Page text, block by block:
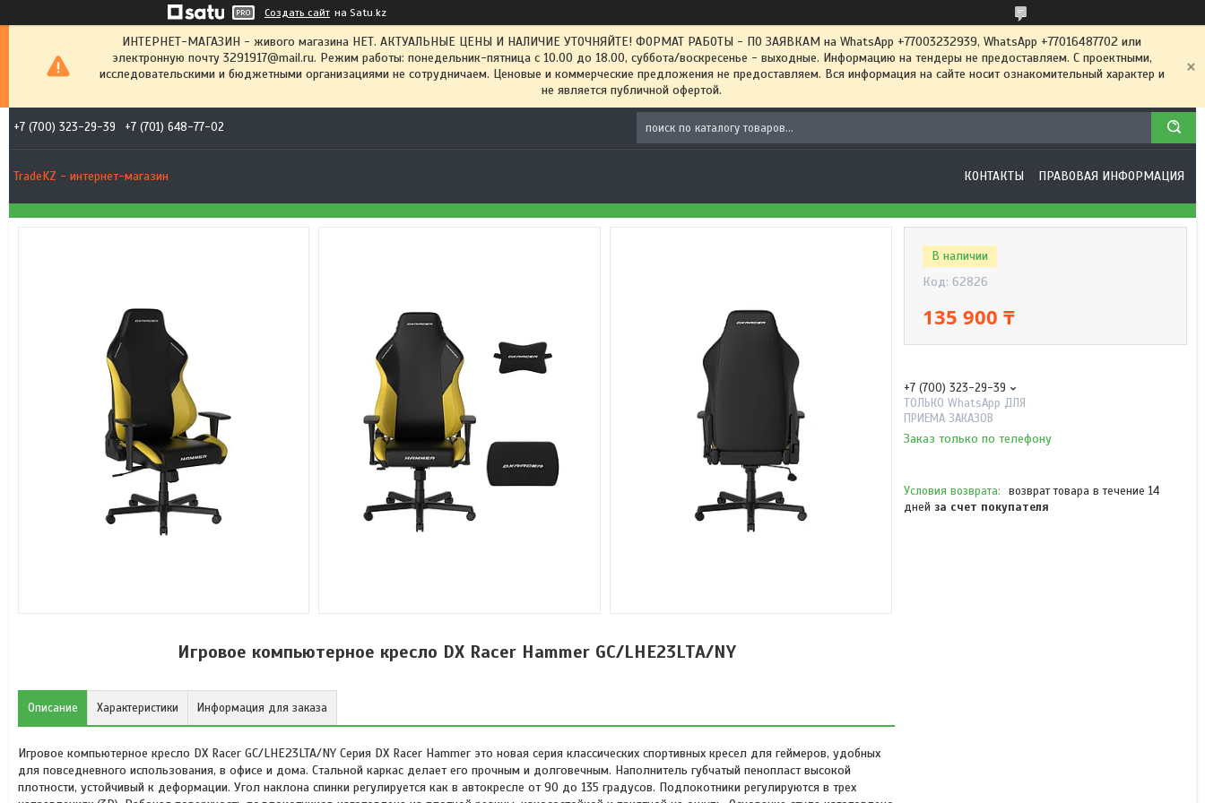
Создать сайт на Satu.kz
ИНТЕРНЕТ-МАГАЗИН - живого магазина НЕТ. АКТУАЛЬНЫЕ ЦЕНЫ И НАЛИЧИЕ УТОЧНЯЙТЕ! ФОРМАТ РАБОТЫ - ПО ЗАЯВКАМ на WhatsApp +77003232939, WhatsApp +77016487702 или
электронную почту 3291917@mail.ru. Режим работы: понедельник-пятница с 10.00 до 18.00, суббота/воскресенье - выходные. Информацию на тендеры не предоставляем. С проектными,
исследовательскими и бюджетными организациями не сотрудничаем. Ценовые и коммерческие предложения не предоставляем. Вся информация на сайте носит ознакомительный характер и
не является публичной офертой.
+7 (700) 323-29-39 +7 (701) 648-77-02
TradeKZ - интернет-магазин КОНТАКТЫ ПРАВОВАЯ ИНФОРМАЦИЯ
Игровое компьютерное кресло DX Racer Hammer GC/LHE23LTA/NY
Описание Характеристики Информация для заказа
Игровое компьютерное кресло DX Racer GC/LHE23LTA/NY Серия DX Racer Hammer это новая серия классических спортивных кресел для геймеров, удобных
для повседневного использования, в офисе и дома. Стальной каркас делает его прочным и долговечным. Наполнитель губчатый пенопласт высокой
плотности, устойчивый к деформации. Угол наклона спинки регулируется как в автокресле от 90 до 135 градусов. Подлокотники регулируются в трех
В наличии
Код: 62826
135 900 ₸
+7 (700) 323-29-39
ТОЛЬКО WhatsApp ДЛЯ
ПРИЕМА ЗАКАЗОВ
Заказ только по телефону
возврат товара в течение 14
дней за счет покупателя